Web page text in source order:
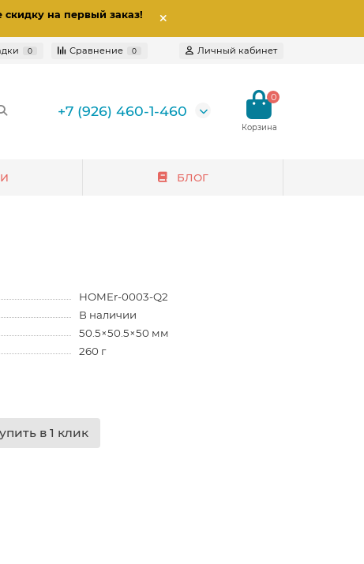
скидку на первый заказ!
0 Сравнение 0 Личный кабинет
+7 (926) 460-1-460
0
БЛОГ
HOMEr-0003-Q2
В наличии
50.5×50.5×50 мм
260 г
в 1 клик